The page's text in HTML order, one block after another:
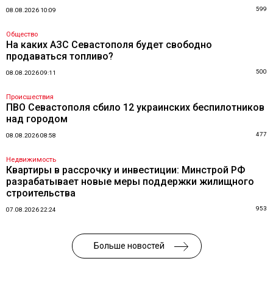
08.08.2026 10:09 599
Общество
На каких АЗС Севастополя будет свободно
продаваться топливо?
08.08.2026 09:11 500
Происшествия
ПВО Севастополя сбило 12 украинских беспилотников
над городом
08.08.2026 08:58 477
Недвижимость
Квартиры в рассрочку и инвестиции: Минстрой РФ
разрабатывает новые меры поддержки жилищного
строительства
07.08.2026 22:24 953
Больше новостей